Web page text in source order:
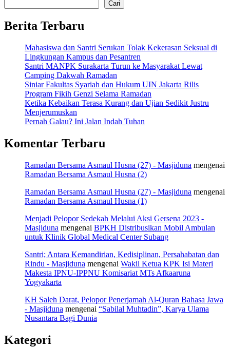
Cari
Berita Terbaru
Mahasiswa dan Santri Serukan Tolak Kekerasan Seksual di
Lingkungan Kampus dan Pesantren
Santri MANPK Surakarta Turun ke Masyarakat Lewat
Camping Dakwah Ramadan
Siniar Fakultas Syariah dan Hukum UIN Jakarta Rilis
Program Fikih Genzi Selama Ramadan
Ketika Kebaikan Terasa Kurang dan Ujian Sedikit Justru
Menjerumuskan
Pernah Galau? Ini Jalan Indah Tuhan
Komentar Terbaru
Ramadan Bersama Asmaul Husna (27) - Masjiduna mengenai
Ramadan Bersama Asmaul Husna (2)
Ramadan Bersama Asmaul Husna (27) - Masjiduna mengenai
Ramadan Bersama Asmaul Husna (1)
Menjadi Pelopor Sedekah Melalui Aksi Gersena 2023 -
Masjiduna mengenai BPKH Distribusikan Mobil Ambulan
untuk Klinik Global Medical Center Subang
Santri; Antara Kemandirian, Kedisiplinan, Persahabatan dan
Rindu - Masjiduna mengenai Wakil Ketua KPK Isi Materi
Makesta IPNU-IPPNU Komisariat MTs Afkaaruna
Yogyakarta
KH Saleh Darat, Pelopor Penerjamah Al-Quran Bahasa Jawa
- Masjiduna mengenai “Sabilal Muhtadin”, Karya Ulama
Nusantara Bagi Dunia
Kategori